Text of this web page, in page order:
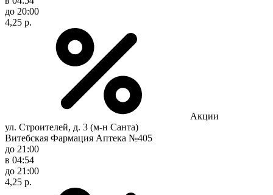
до 20:00
4,25 р.
Акции
ул. Строителей, д. 3 (м-н Санта)
Витебская Фармация Аптека №405
до 21:00
в 04:54
до 21:00
4,25 р.